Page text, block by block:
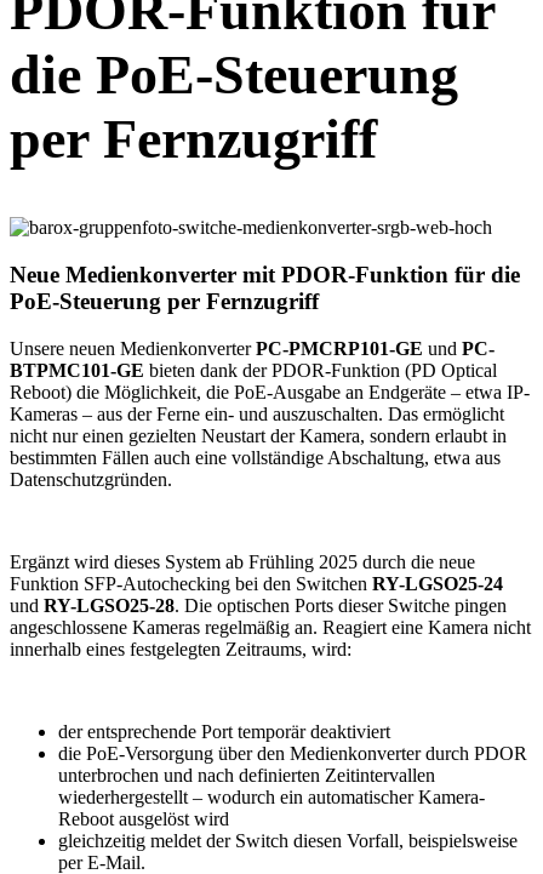
die PoE-Steuerung
per Fernzugriff
Neue Medienkonverter mit PDOR-Funktion für die
PoE-Steuerung per Fernzugriff
Unsere neuen MedienkonverterPC-PMCRP101-GE und PC-
BTPMC101-GE bieten dank der PDOR-Funktion (PD Optical
Reboot) die Möglichkeit, die PoE-Ausgabe an Endgeräte – etwa IP-
Kameras – aus der Ferne ein- und auszuschalten. Das ermöglicht
nicht nur einen gezielten Neustart der Kamera, sondern erlaubt in
bestimmten Fällen auch eine vollständige Abschaltung, etwa aus
Datenschutzgründen.
Ergänzt wird dieses System ab Frühling 2025 durch die neue
Funktion SFP-Autochecking bei den Switchen RY-LGSO25-24
und RY-LGSO25-28. Die optischen Ports dieser Switche pingen
angeschlossene Kameras regelmäßig an. Reagiert eine Kamera nicht
innerhalb eines festgelegten Zeitraums, wird:
der entsprechende Port temporär deaktiviert
die PoE-Versorgung über den Medienkonverter durch PDOR
unterbrochen und nach definierten Zeitintervallen
wiederhergestellt – wodurch ein automatischer Kamera-
Reboot ausgelöst wird
gleichzeitig meldet der Switch diesen Vorfall, beispielsweise
per E-Mail.